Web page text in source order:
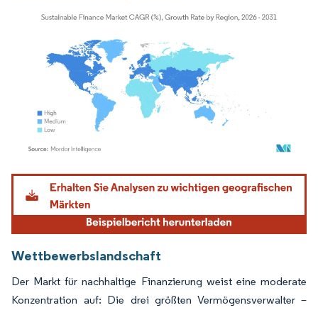
Bild © Mordor Intelligence. Wiederverwendung erfordert Namensnennung gemäß
Wettbewerbslandschaft
Der Markt für nachhaltige Finanzierung weist eine moderate
Konzentration auf: Die drei größten Vermögensverwalter –